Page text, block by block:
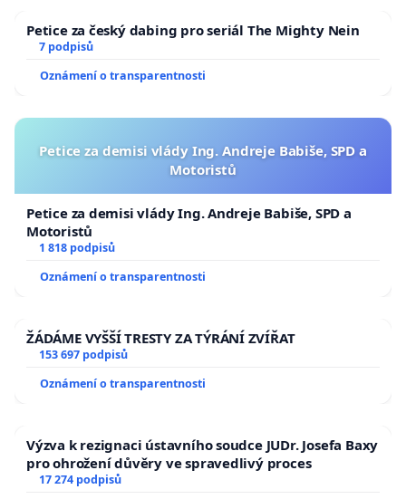
Petice za český dabing pro seriál The Mighty Nein
7 podpisů
Oznámení o transparentnosti
Petice za demisi vlády Ing. Andreje Babiše, SPD a
Motoristů
Petice za demisi vlády Ing. Andreje Babiše, SPD a
Motoristů
1 818 podpisů
Oznámení o transparentnosti
ŽÁDÁME VYŠŠÍ TRESTY ZA TÝRÁNÍ ZVÍŘAT
153 697 podpisů
Oznámení o transparentnosti
Výzva k rezignaci ústavního soudce JUDr. Josefa Baxy
pro ohrožení důvěry ve spravedlivý proces
17 274 podpisů